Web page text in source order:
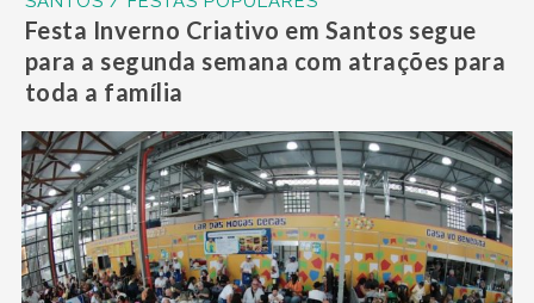
Festa Inverno Criativo em Santos segue
para a segunda semana com atrações para
toda a família